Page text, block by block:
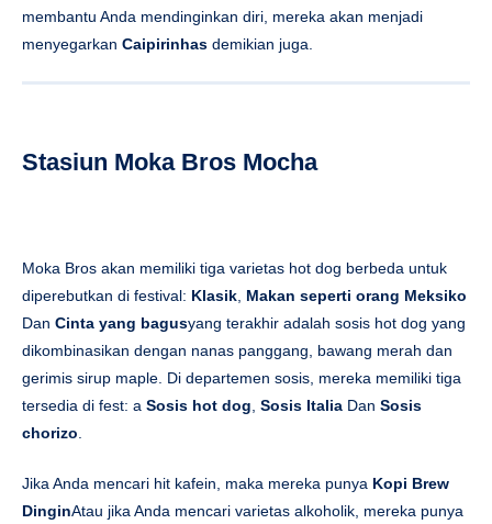
membantu Anda mendinginkan diri, mereka akan menjadi
menyegarkan Caipirinhas demikian juga.
Stasiun Moka Bros Mocha
Moka Bros akan memiliki tiga varietas hot dog berbeda untuk
diperebutkan di festival: Klasik, Makan seperti orang Meksiko
Dan Cinta yang bagusyang terakhir adalah sosis hot dog yang
dikombinasikan dengan nanas panggang, bawang merah dan
gerimis sirup maple. Di departemen sosis, mereka memiliki tiga
tersedia di fest: a Sosis hot dog, Sosis Italia Dan Sosis
chorizo.
Jika Anda mencari hit kafein, maka mereka punya Kopi Brew
DinginAtau jika Anda mencari varietas alkoholik, mereka punya